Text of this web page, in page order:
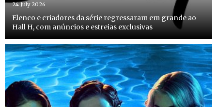
24 July 2026
Elenco e criadores da série regressaram em grande ao
Hall H, com anúncios e estreias exclusivas